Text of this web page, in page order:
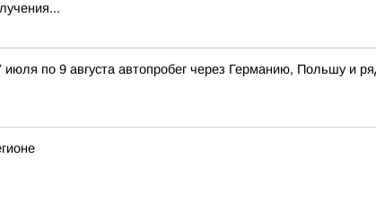
по 9 августа автопробег через Германию, Польшу и